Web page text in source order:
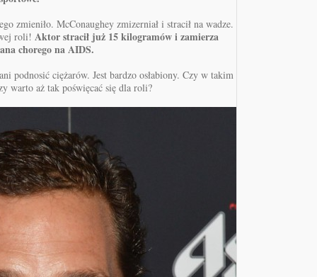
zmieniło. McConaughey zmizerniał i stracił na wadze.
roli! Aktor stracił już 15 kilogramów i zamierza
chorego na AIDS.
podnosić ciężarów. Jest bardzo osłabiony. Czy w takim
warto aż tak poświęcać się dla roli?